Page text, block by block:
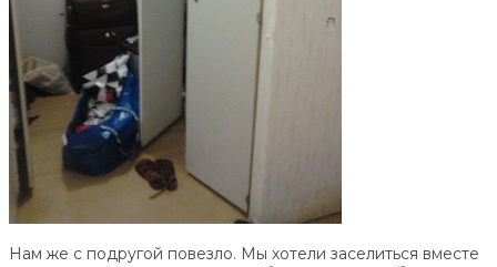
Нам же с подругой повезло. Мы хотели заселиться вместе